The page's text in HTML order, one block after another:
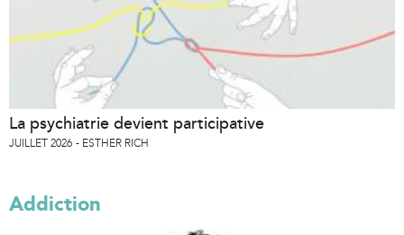
La psychiatrie devient participative
JUILLET 2026 ESTHER RICH
Addiction